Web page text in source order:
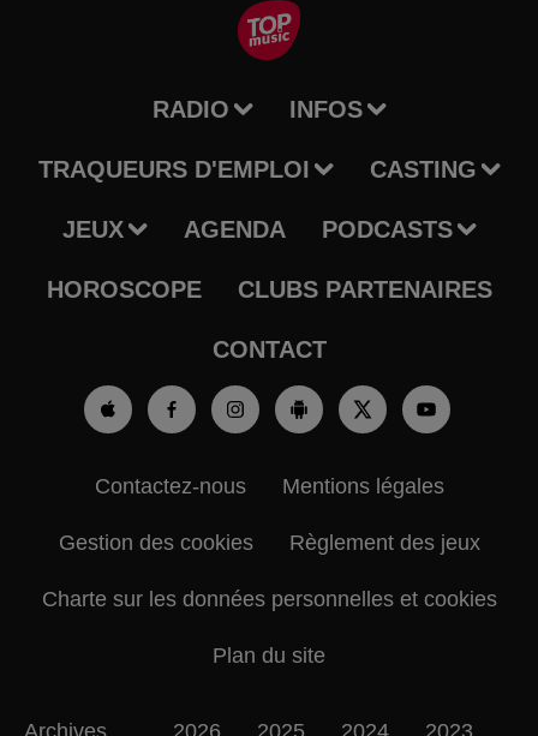
RADIO INFOS
TRAQUEURS D'EMPLOI CASTING
JEUX AGENDA PODCASTS
HOROSCOPE CLUBS PARTENAIRES
CONTACT
Contactez-nous Mentions légales
Gestion des cookies Règlement des jeux
Charte sur les données personnelles et cookies
Plan du site
Archives 2026 2025 2024 2023